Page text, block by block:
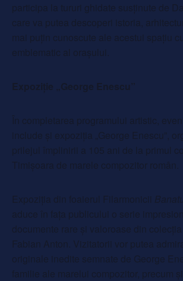
participa la tururi ghidate susținute de
care va putea descoperi istoria,
mai puțin cunoscute ale acestui spațiu
emblematic al orașului.
Expoziție „George Enescu”
În completarea programului artistic,
include și expoziția „George Enescu”,
prilejul împlinirii a 105 ani de la primul
Timișoara de marele compozitor român.
Expoziția din foaierul Filarmonicii
aduce în fața publicului o serie
documente rare și valoroase din colecția
Fabian Anton. Vizitatorii vor putea
originale inedite semnate de George
familie ale marelui compozitor, precum